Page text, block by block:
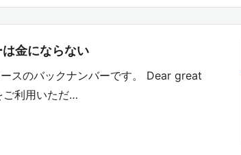
金にならない
スのバックナンバーです。 Dear great
ご利用いただ…